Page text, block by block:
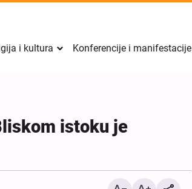
i kultura Konferencije i manifestacije
istoku je